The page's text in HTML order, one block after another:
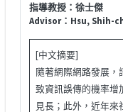
指導教授：徐士傑
Advisor：Hsu, Shih-
[中文摘要]
隨著網際網路發展，
致資訊誤傳的機率增
見長；此外，近年